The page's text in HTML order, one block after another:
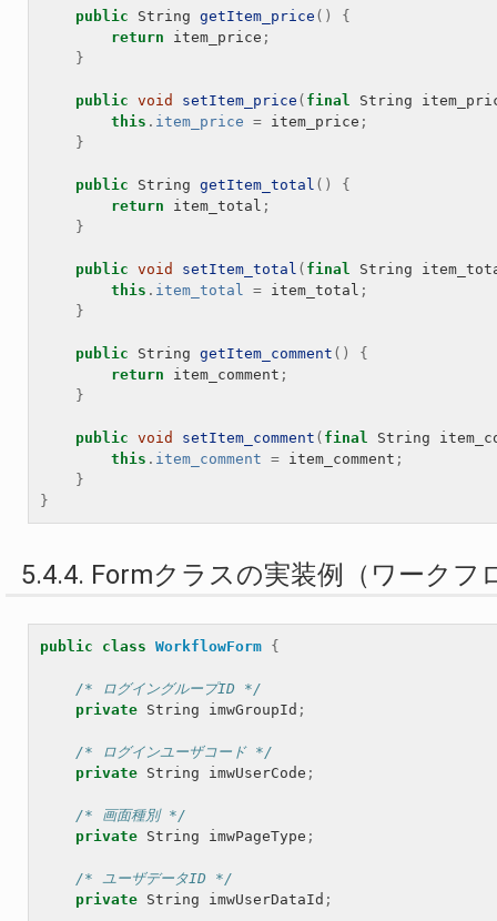
public String getItem_price ()
{
return
item_price ;
}
public void setItem_price ( final String
this . item_price = item_price ;
}
public String getItem_total ()
{
return
item_total ;
}
public void setItem_total ( final String
this . item_total = item_total ;
}
public String getItem_comment ()
{
return
item_comment ;
}
public void setItem_comment ( final String
this . item_comment = item_comment ;
}
}
5.4.4. Formクラスの実装例（ワークフ
public class WorkflowForm {
/* ログイングループID */
private String imwGroupId ;
/* ログインユーザコード */
private String imwUserCode ;
/* 画面種別 */
private String imwPageType ;
/* ユーザデータID */
private String imwUserDataId ;